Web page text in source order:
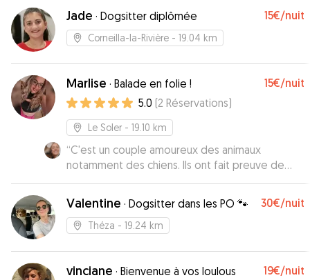
Jade · Dogsitter diplômée 15€/nuit
Corneilla-la-Rivière - 19.04 km
Marlise · Balade en folie ! 15€/nuit
5.0 (2 Réservations)
Le Soler - 19.10 km
“C'est un couple amoureux des animaux
notamment des chiens. Ils ont fait preuve de
gentillesse et ont été disponibles et réactifs
dans les échanges téléphoniques. Lixie s'est
éclatée avec les balades et les autres chiens. J'ai
reçu des photos et vidéos pdt l'hébergement.
refaire appel à eux si besoin.”
Valentine · Dogsitter dans les PO 🐾 30€/nuit
Théza - 19.24 km
vinciane · Bienvenue à vos loulous
19€/nuit